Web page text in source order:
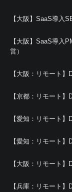
【大阪】SaaS導入
【大阪】SaaS導入
営）
【大阪：リモート】
【京都：リモート】
【愛知：リモート
【愛知：リモート
【大阪：リモート】
【兵庫：リモート】